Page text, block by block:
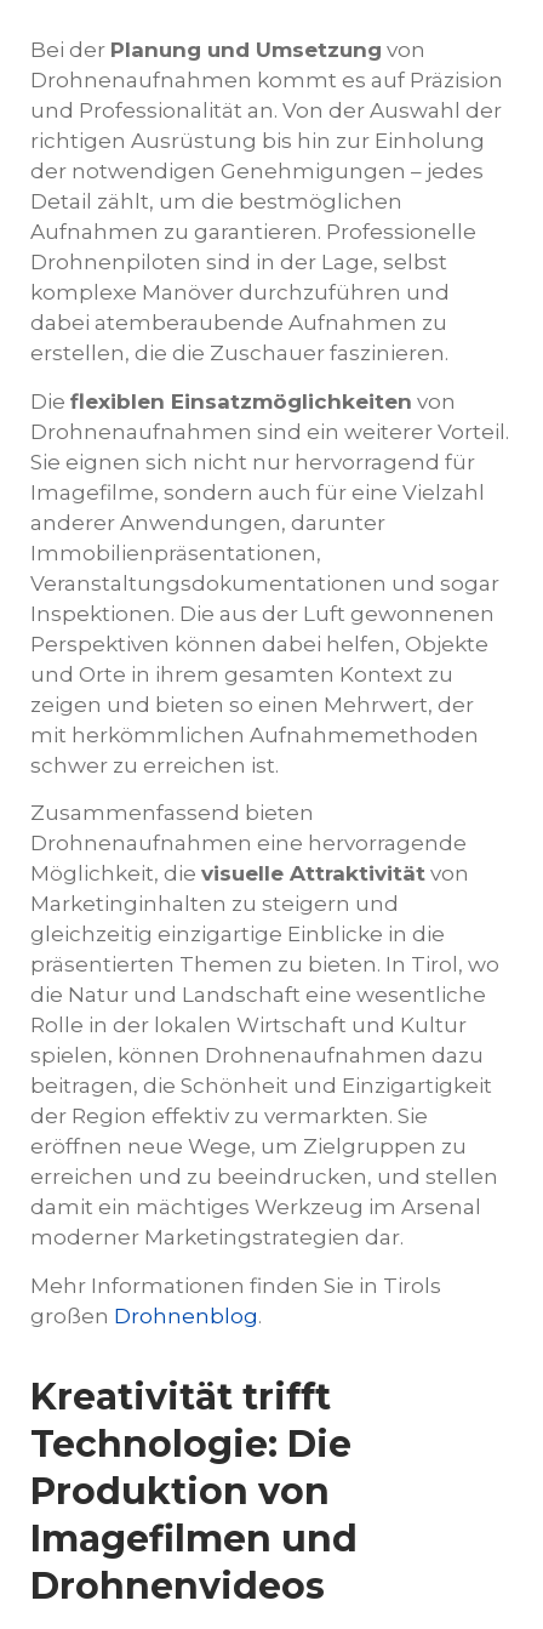
Bei der Planung und Umsetzung von
Drohnenaufnahmen kommt es auf Präzision
und Professionalität an. Von der Auswahl der
richtigen Ausrüstung bis hin zur Einholung
der notwendigen Genehmigungen – jedes
Detail zählt, um die bestmöglichen
Aufnahmen zu garantieren. Professionelle
Drohnenpiloten sind in der Lage, selbst
komplexe Manöver durchzuführen und
dabei atemberaubende Aufnahmen zu
erstellen, die die Zuschauer faszinieren.
Die flexiblen Einsatzmöglichkeiten von
Drohnenaufnahmen sind ein weiterer Vorteil.
Sie eignen sich nicht nur hervorragend für
Imagefilme, sondern auch für eine Vielzahl
anderer Anwendungen, darunter
Immobilienpräsentationen,
Veranstaltungsdokumentationen und sogar
Inspektionen. Die aus der Luft gewonnenen
Perspektiven können dabei helfen, Objekte
und Orte in ihrem gesamten Kontext zu
zeigen und bieten so einen Mehrwert, der
mit herkömmlichen Aufnahmemethoden
schwer zu erreichen ist.
Zusammenfassend bieten
Drohnenaufnahmen eine hervorragende
Möglichkeit, die visuelle Attraktivität von
Marketinginhalten zu steigern und
gleichzeitig einzigartige Einblicke in die
präsentierten Themen zu bieten. In Tirol, wo
die Natur und Landschaft eine wesentliche
Rolle in der lokalen Wirtschaft und Kultur
spielen, können Drohnenaufnahmen dazu
beitragen, die Schönheit und Einzigartigkeit
der Region effektiv zu vermarkten. Sie
eröffnen neue Wege, um Zielgruppen zu
erreichen und zu beeindrucken, und stellen
damit ein mächtiges Werkzeug im Arsenal
moderner Marketingstrategien dar.
Mehr Informationen finden Sie in Tirols
großen Drohnenblog.
Kreativität trifft
Technologie: Die
Produktion von
Imagefilmen und
Drohnenvideos